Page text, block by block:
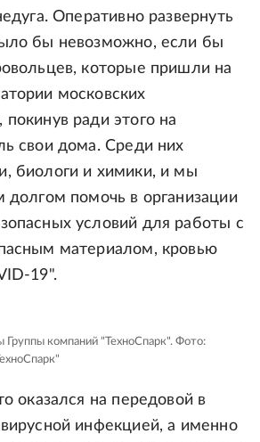
Оперативно развернуть
бы невозможно, если бы
которые пришли на
московских
ради этого на
свои дома. Среди них
биологи и химики, и мы
долгом помочь в организации
условий для работы с
материалом, кровью
19".
Группы компаний "ТехноСпарк". Фото:
оказался на передовой в
инфекцией, а именно